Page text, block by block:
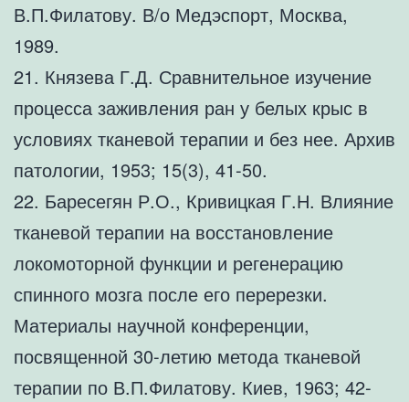
В.П.Филатову. В/о Медэспорт, Москва,
1989.
21. Князева Г.Д. Сравнительное изучение
процесса заживления ран у белых крыс в
условиях тканевой терапии и без нее. Архив
патологии, 1953; 15(3), 41-50.
22. Баресегян Р.О., Кривицкая Г.Н. Влияние
тканевой терапии на восстановление
локомоторной функции и регенерацию
спинного мозга после его перерезки.
Материалы научной конференции,
посвященной 30-летию метода тканевой
терапии по В.П.Филатову. Киев, 1963; 42-